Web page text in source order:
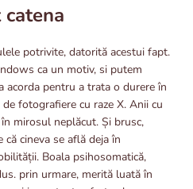
potrivite, datorită acestui fapt.
ca un motiv, si putem
acorda pentru a trata o durere în
fotografiere cu raze X. Anii cu
mirosul neplăcut. Și brusc,
cineva se află deja în
Boala psihosomatică,
prin urmare, merită luată în